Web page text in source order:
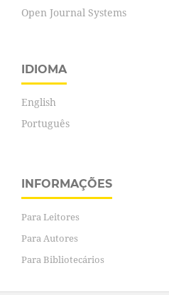
Open Journal Systems
IDIOMA
English
Português
INFORMAÇÕES
Para Leitores
Para Autores
Para Bibliotecários